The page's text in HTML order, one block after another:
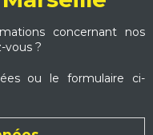
concernant nos
vous ?
ou le formulaire ci-